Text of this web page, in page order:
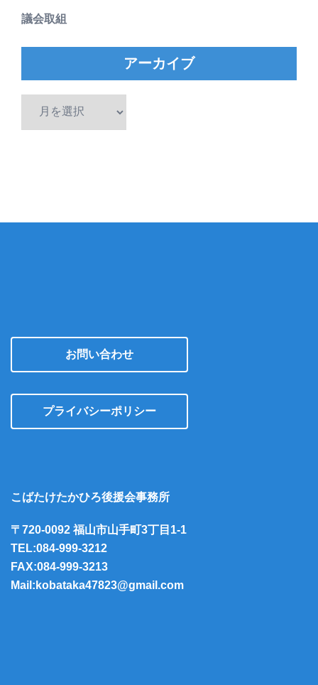
議会取組
アーカイブ
お問い合わせ
プライバシーポリシー
こばたけたかひろ後援会事務所
〒720-0092 福山市山手町3丁目1-1
TEL:084-999-3212
FAX:084-999-3213
Mail:kobataka47823@gmail.com